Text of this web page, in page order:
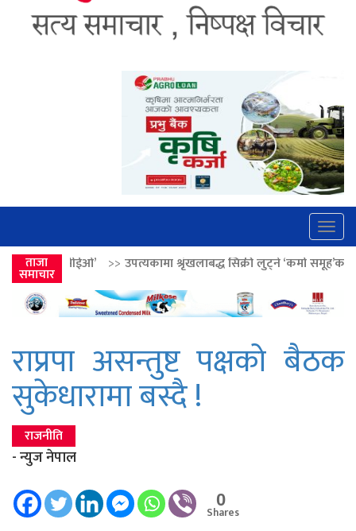
ताजा
समाचार
उपत्यकामा श्रृंखलाबद्ध सिक्री लुट्ने ‘कर्मा समूह’का नाइकेसहित पाँच पक्राउ
राप्रपा असन्तुष्ट पक्षको बैठक
सुकेधारामा बस्दै !
राजनीति
- न्युज नेपाल
0
Shares